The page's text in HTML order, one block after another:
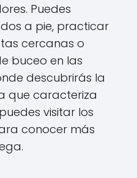
Puedes
a pie, practicar
cercanas o
buceo en las
descubrirás la
que caracteriza
visitar los
conocer más